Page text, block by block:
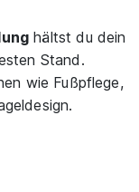
hältst du dein
Stand.
wie Fußpflege,